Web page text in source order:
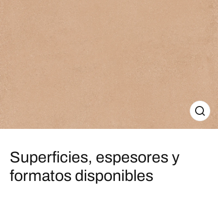
Superficies, espesores y
formatos disponibles